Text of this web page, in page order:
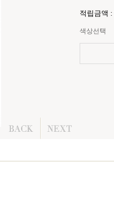
적립금액 :
색상선택